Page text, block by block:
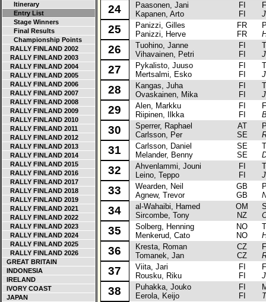
Itinerary
Entry List
Stage Winners
Final Results
Championship Points
RALLY FINLAND 2002
RALLY FINLAND 2003
RALLY FINLAND 2004
RALLY FINLAND 2005
RALLY FINLAND 2006
RALLY FINLAND 2007
RALLY FINLAND 2008
RALLY FINLAND 2009
RALLY FINLAND 2010
RALLY FINLAND 2011
RALLY FINLAND 2012
RALLY FINLAND 2013
RALLY FINLAND 2014
RALLY FINLAND 2015
RALLY FINLAND 2016
RALLY FINLAND 2017
RALLY FINLAND 2018
RALLY FINLAND 2019
RALLY FINLAND 2021
RALLY FINLAND 2022
RALLY FINLAND 2023
RALLY FINLAND 2024
RALLY FINLAND 2025
RALLY FINLAND 2026
GREAT BRITAIN
INDONESIA
IRELAND
IVORY COAST
JAPAN
24
Paasonen, Jani
Kapanen, Arto
FI
FI
25
Panizzi, Gilles
Panizzi, Herve
FR
FR
26
Tuohino, Janne
Vihavainen, Petri
FI
FI
27
Pykalisto, Juuso
Mertsalmi, Esko
FI
FI
28
Kangas, Juha
Ovaskainen, Mika
FI
FI
29
Alen, Markku
Riipinen, Ilkka
FI
FI
30
Sperrer, Raphael
Carlsson, Per
AT
SE
31
Carlsson, Daniel
Melander, Benny
SE
SE
32
Ahvenlammi, Jouni
Leino, Teppo
FI
FI
33
Wearden, Neil
Agnew, Trevor
GB
GB
34
al-Wahaibi, Hamed
Sircombe, Tony
OM
NZ
35
Solberg, Henning
Menkerud, Cato
NO
NO
36
Kresta, Roman
Tomanek, Jan
CZ
CZ
37
Viita, Jari
Rousku, Riku
FI
FI
38
Puhakka, Jouko
Eerola, Keijo
FI
FI